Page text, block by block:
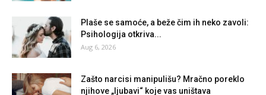
Plaše se samoće, a beže čim ih neko zavoli:
Psihologija otkriva...
Aug 6, 2026
Zašto narcisi manipulišu? Mračno poreklo
njihove „ljubavi“ koje vas uništava